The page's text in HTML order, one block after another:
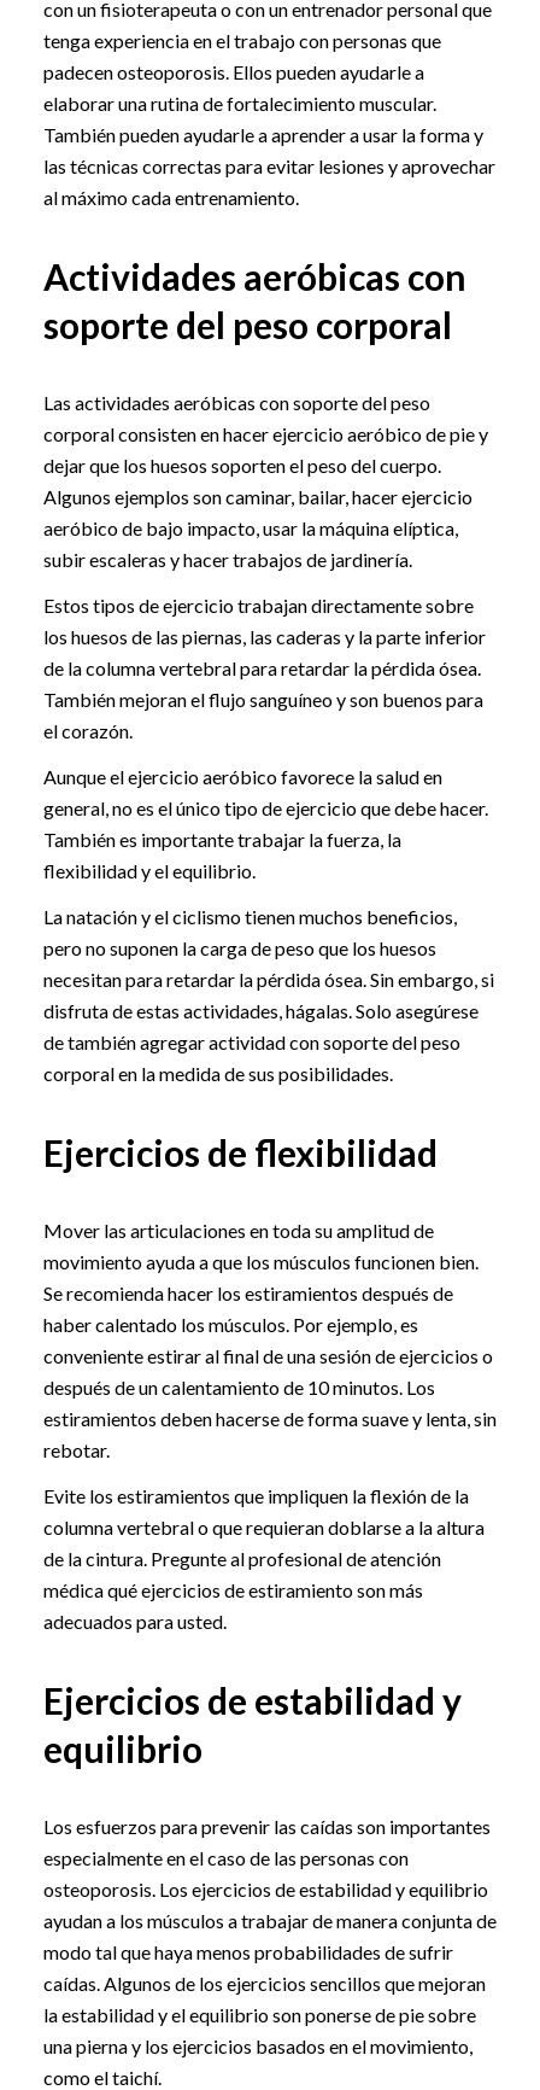
con un fisioterapeuta o con un entrenador personal que
tenga experiencia en el trabajo con personas que
padecen osteoporosis. Ellos pueden ayudarle a
elaborar una rutina de fortalecimiento muscular.
También pueden ayudarle a aprender a usar la forma y
las técnicas correctas para evitar lesiones y aprovechar
al máximo cada entrenamiento.
Actividades aeróbicas con
soporte del peso corporal
Las actividades aeróbicas con soporte del peso
corporal consisten en hacer ejercicio aeróbico de pie y
dejar que los huesos soporten el peso del cuerpo.
Algunos ejemplos son caminar, bailar, hacer ejercicio
aeróbico de bajo impacto, usar la máquina elíptica,
subir escaleras y hacer trabajos de jardinería.
Estos tipos de ejercicio trabajan directamente sobre
los huesos de las piernas, las caderas y la parte inferior
de la columna vertebral para retardar la pérdida ósea.
También mejoran el flujo sanguíneo y son buenos para
el corazón.
Aunque el ejercicio aeróbico favorece la salud en
general, no es el único tipo de ejercicio que debe hacer.
También es importante trabajar la fuerza, la
flexibilidad y el equilibrio.
La natación y el ciclismo tienen muchos beneficios,
pero no suponen la carga de peso que los huesos
necesitan para retardar la pérdida ósea. Sin embargo, si
disfruta de estas actividades, hágalas. Solo asegúrese
de también agregar actividad con soporte del peso
corporal en la medida de sus posibilidades.
Ejercicios de flexibilidad
Mover las articulaciones en toda su amplitud de
movimiento ayuda a que los músculos funcionen bien.
Se recomienda hacer los estiramientos después de
haber calentado los músculos. Por ejemplo, es
conveniente estirar al final de una sesión de ejercicios o
después de un calentamiento de 10 minutos. Los
estiramientos deben hacerse de forma suave y lenta, sin
rebotar.
Evite los estiramientos que impliquen la flexión de la
columna vertebral o que requieran doblarse a la altura
de la cintura. Pregunte al profesional de atención
médica qué ejercicios de estiramiento son más
adecuados para usted.
Ejercicios de estabilidad y
equilibrio
Los esfuerzos para prevenir las caídas son importantes
especialmente en el caso de las personas con
osteoporosis. Los ejercicios de estabilidad y equilibrio
ayudan a los músculos a trabajar de manera conjunta de
modo tal que haya menos probabilidades de sufrir
caídas. Algunos de los ejercicios sencillos que mejoran
la estabilidad y el equilibrio son ponerse de pie sobre
una pierna y los ejercicios basados en el movimiento,
como el taichí.